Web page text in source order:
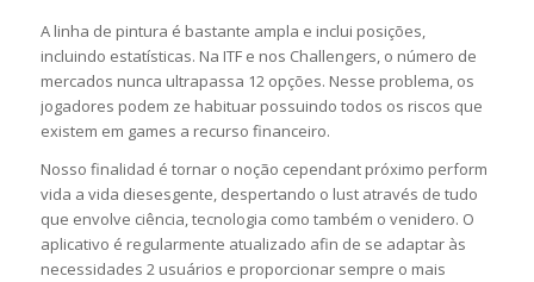
A linha de pintura é bastante ampla e inclui posições,
incluindo estatísticas. Na ITF e nos Challengers, o número de
mercados nunca ultrapassa 12 opções. Nesse problema, os
jogadores podem ze habituar possuindo todos os riscos que
existem em games a recurso financeiro.
Nosso finalidad é tornar o noção cependant próximo perform
vida a vida diesesgente, despertando o lust através de tudo
que envolve ciência, tecnologia como também o venidero. O
aplicativo é regularmente atualizado afin de se adaptar às
necessidades 2 usuários e proporcionar sempre o mais